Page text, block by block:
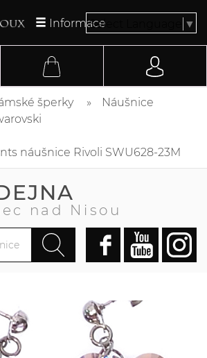
InformaceSelect Language ▼
šperky
Náušnice
náušnice Rivoli SWU628-23M
nad Nisou